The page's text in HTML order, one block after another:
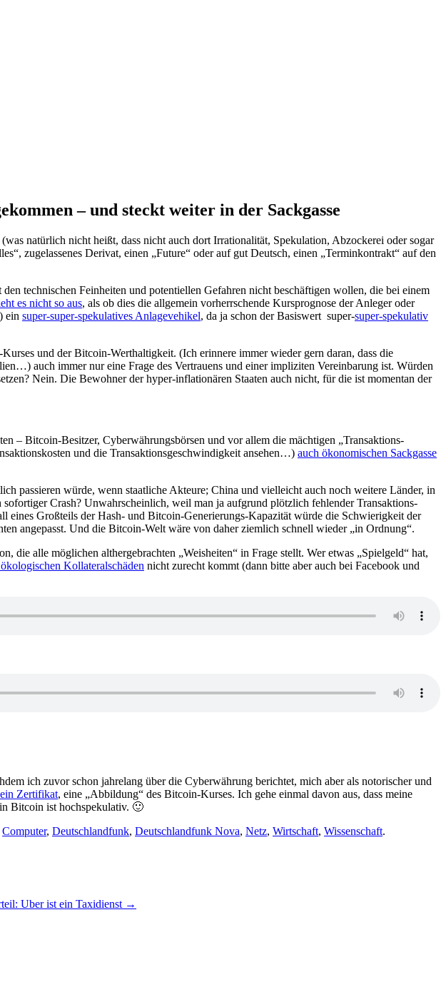
– und steckt weiter in der Sackgasse
natürlich nicht heißt, dass nicht auch dort Irrationalität, Spekulation, Abzockerei oder sogar
zugelassenes Derivat, einen „Future“ oder auf gut Deutsch, einen „Terminkontrakt“ auf den
technischen Feinheiten und potentiellen Gefahren nicht beschäftigen wollen, die bei einem
es nicht so aus, als ob dies die allgemein vorherrschende Kursprognose der Anleger oder
ein super-super-spekulatives Anlagevehikel, da ja schon der Basiswert super-super-spekulativ
und der Bitcoin-Werthaltigkeit. (Ich erinnere immer wieder gern daran, dass die
auch immer nur eine Frage des Vertrauens und einer impliziten Vereinbarung ist. Würden
Nein. Die Bewohner der hyper-inflationären Staaten auch nicht, für die ist momentan der
– Bitcoin-Besitzer, Cyberwährungsbörsen und vor allem die mächtigen „Transaktions-
und die Transaktionsgeschwindigkeit ansehen…) auch ökonomischen Sackgasse
passieren würde, wenn staatliche Akteure; China und vielleicht auch noch weitere Länder, in
sofortiger Crash? Unwahrscheinlich, weil man ja aufgrund plötzlich fehlender Transaktions-
eines Großteils der Hash- und Bitcoin-Generierungs-Kapazität würde die Schwierigkeit der
angepasst. Und die Bitcoin-Welt wäre von daher ziemlich schnell wieder „in Ordnung“.
alle möglichen althergebrachten „Weisheiten“ in Frage stellt. Wer etwas „Spielgeld“ hat,
Kollateralschäden nicht zurecht kommt (dann bitte aber auch bei Facebook und
ich zuvor schon jahrelang über die Cyberwährung berichtet, mich aber als notorischer und
Zertifikat, eine „Abbildung“ des Bitcoin-Kurses. Ich gehe einmal davon aus, dass meine
Bitcoin ist hochspekulativ. 🙂
Computer, Deutschlandfunk, Deutschlandfunk Nova, Netz, Wirtschaft, Wissenschaft.
Uber ist ein Taxidienst →